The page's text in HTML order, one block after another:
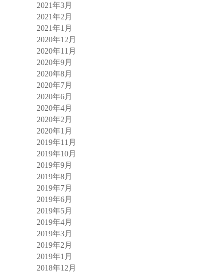
2021年3月
2021年2月
2021年1月
2020年12月
2020年11月
2020年9月
2020年8月
2020年7月
2020年6月
2020年4月
2020年2月
2020年1月
2019年11月
2019年10月
2019年9月
2019年8月
2019年7月
2019年6月
2019年5月
2019年4月
2019年3月
2019年2月
2019年1月
2018年12月